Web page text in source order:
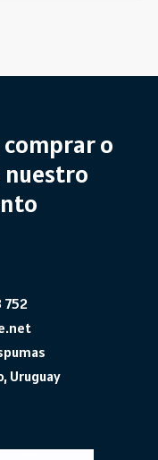
comprar o
nuestro
752
Uruguay